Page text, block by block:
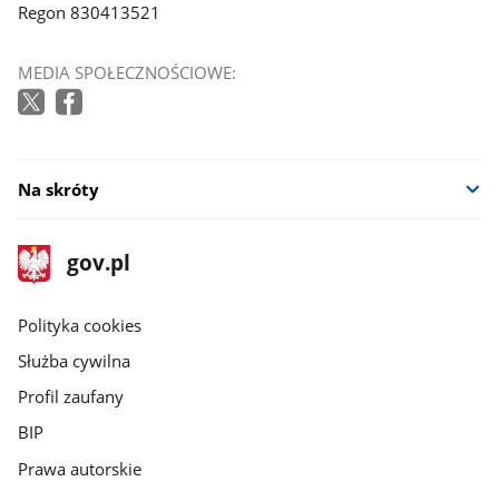
Regon 830413521
MEDIA SPOŁECZNOŚCIOWE:
Na skróty
stopka
gov.pl
Strona
gov.pl
gov.pl
Polityka cookies
Służba cywilna
Profil zaufany
BIP
Prawa autorskie